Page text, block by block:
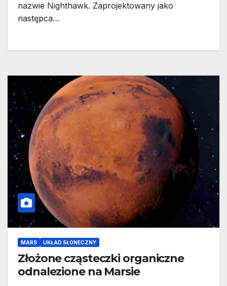
nazwie Nighthawk. Zaprojektowany jako
następca…
MARS UKŁAD SŁONECZNY
Złożone cząsteczki organiczne
odnalezione na Marsie